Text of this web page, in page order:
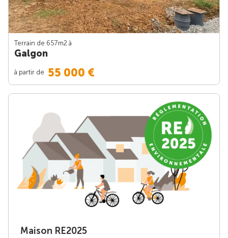
Terrain de 657m2 à
Galgon
à partir de 55 000 €
Maison RE2025